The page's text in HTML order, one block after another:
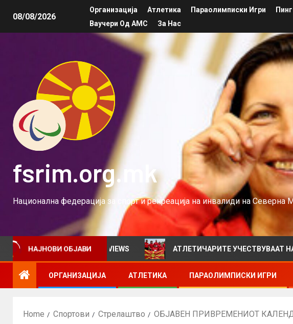
08/08/2026
Организација Атлетика Параолимписки Игри
Ваучери Од АМС
За Нас
fsrim.org.mk
Национална федерација за спорт и рекреација на инвалиди на
НАЈНОВИ ОБЈАВИ
билтен за VIEWS АТЛЕТИЧАРИТЕ УЧЕСТВУВААТ НА СРБИЈА
ОРГАНИЗАЦИЈА АТЛЕТИКА ПАРАОЛИМПИСКИ ИГРИ
Home Спортови Стрелаштво ОБЈАВЕН ПРИВРЕМЕНИОТ